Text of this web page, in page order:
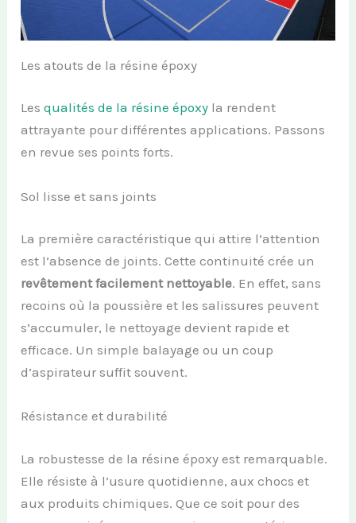
Les atouts de la résine époxy
Lesqualités de la résine époxy la rendent
attrayante pour différentes applications. Passons
en revue ses points forts.
Sol lisse et sans joints
La première caractéristique qui attire l’attention
est l’absence de joints. Cette continuité crée un
revêtement facilement nettoyable. En effet, sans
recoins où la poussière et les salissures peuvent
s’accumuler, le nettoyage devient rapide et
efficace. Un simple balayage ou un coup
d’aspirateur suffit souvent.
Résistance et durabilité
La robustesse de la résine époxy est remarquable.
Elle résiste à l’usure quotidienne, aux chocs et
aux produits chimiques. Que ce soit pour des